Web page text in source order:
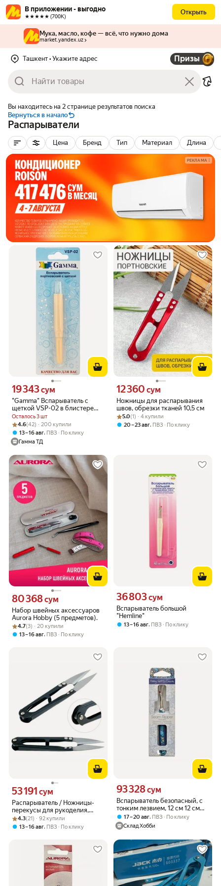
В приложении - выгодно
★★★★★ (700К)
Открыть
Мука, масло, кофе — всё, что нужно дома
market.yandex.uz
Ташкент • Укажите адрес Призы
Вы находитесь на 2 странице результатов поиска
Вернуться в начало
Распарыватели
Цена Бренд Тип Материал Длина
РЕКЛАМА
"Gamma" Вспарыватель с
щеткой VSP-02 в блистере
портновский
Осталось 3 шт
Цена 19343 сум вместо
19 343сум
Рейтинг товара: 4.6 из 5
Оценок: (42) · 200 купили
4.6(42) · 200 купили
13 – 16 авг, ПВЗ
По клику
Гамма ТД
Ножницы для распарывания
швов, обрезки тканей 10,5 см
Цена 12360 сум вместо
12 360 сум
Рейтинг товара: 5.0 из 5
Оценок: (1) · 4 купили
5.0(1) · 4 купили
20 – 23 авг, ПВЗ По клику
Набор швейных аксессуаров
Aurora Hobby (5 предметов).
Цена 80368 сум вместо
80 368сум
Рейтинг товара: 4.7 из 5
Оценок: (3) · 20 купили
4.7(3) · 20 купили
13 – 16 авг, ПВЗ По клику
Вспарыватель большой
"Hemline"
Цена 36803 сум вместо
36 803сум
13 – 16 авг, ПВЗ По клику
Распарыватель / Ножницы-
перекусы для рукоделия,
шитья, обрезки
Цена 53191 сум вместо
53 191 сум
Рейтинг товара: 4.3 из 5
Оценок: (21) · 92 купили
4.3(21) · 92 купили
13 – 16 авг, ПВЗ По клику
Вспарыватель безопасный, с
тонким лезвием, 12 см 12 см
синий HEMLINE HGC261ST.01
Цена 93328 сум вместо
93 328сум
17 – 20 авг, ПВЗ
По клику
Склад Хобби